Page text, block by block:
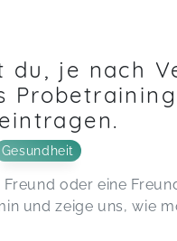
du, je nach
Gesundheit
Freund oder eine
und zeige uns, wie